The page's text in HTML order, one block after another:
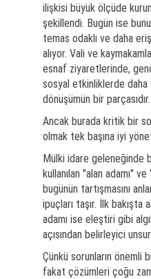
ilişkisi büyük ölçüde
şekillendi. Bugün ise
temas odaklı ve daha
alıyor. Vali ve
esnaf ziyaretlerinde,
sosyal etkinliklerde daha
dönüşümün bir parçasıdır.
Ancak burada kritik bir
olmak tek başına iyi
Mülki idare geleneğinde
kullanılan "alan adamı" ve
bugünün tartışmasını
ipuçları taşır. İlk bakışta
adamı ise eleştiri gibi
açısından belirleyici
Çünkü sorunların önemli
fakat çözümleri çoğu